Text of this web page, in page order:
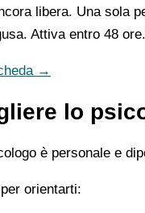
libera. Una sola
Attiva entro 48 ore.
→
lo
è personale e
orientarti: